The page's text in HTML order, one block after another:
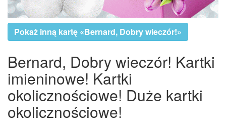
Pokaż inną kartę «Bernard, Dobry wieczór!»
Bernard, Dobry wieczór! Kartki
imieninowe! Kartki
okolicznościowe! Duże kartki
okolicznościowe!